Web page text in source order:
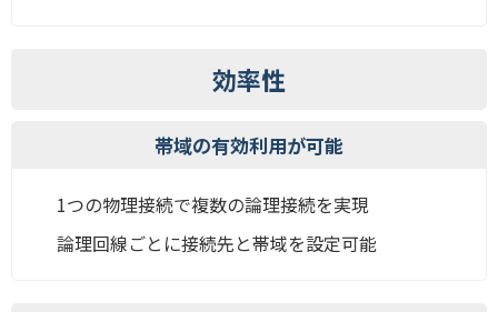
効率性
帯域の有効利用が可能
1つの物理接続で複数の論理接続を実現
論理回線ごとに接続先と帯域を設定可能